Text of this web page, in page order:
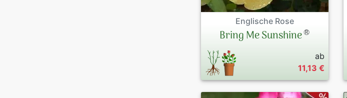
Englische Rose
Bring Me Sunshine®
ab
11,13 €